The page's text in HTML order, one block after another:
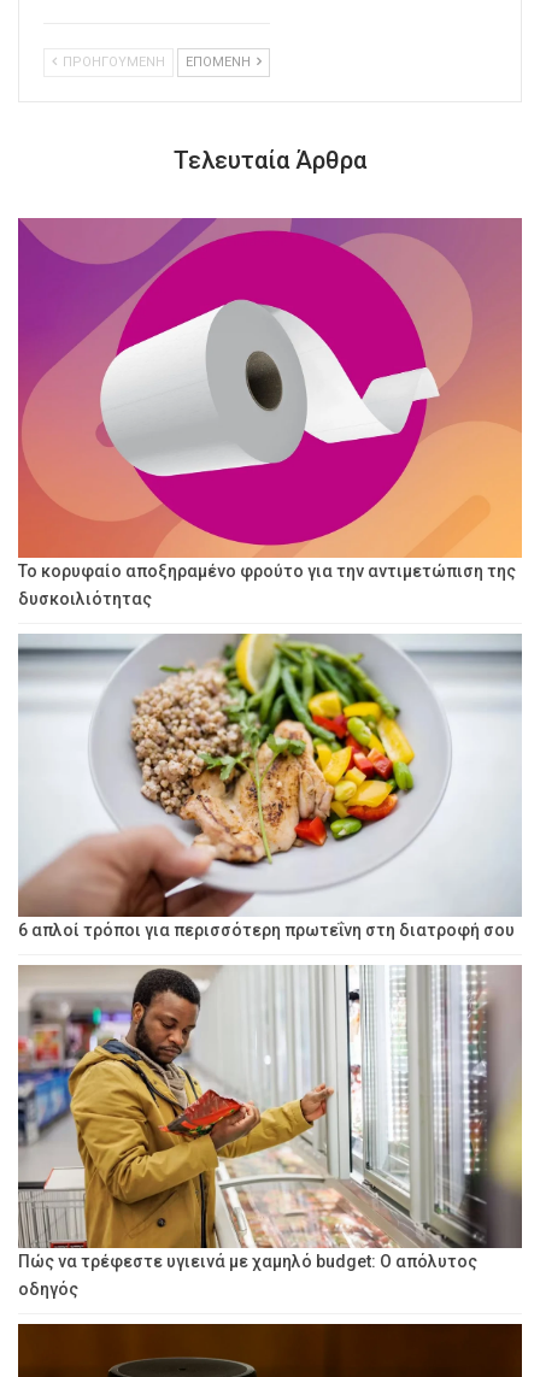
ΠΡΟΗΓΟΥΜΕΝΗ ΕΠΟΜΕΝΗ
Τελευταία Άρθρα
Το κορυφαίο αποξηραμένο φρούτο για την αντιμετώπιση της
δυσκοιλιότητας
6 απλοί τρόποι για περισσότερη πρωτεΐνη στη διατροφή σου
Πώς να τρέφεστε υγιεινά με χαμηλό budget: Ο απόλυτος
οδηγός